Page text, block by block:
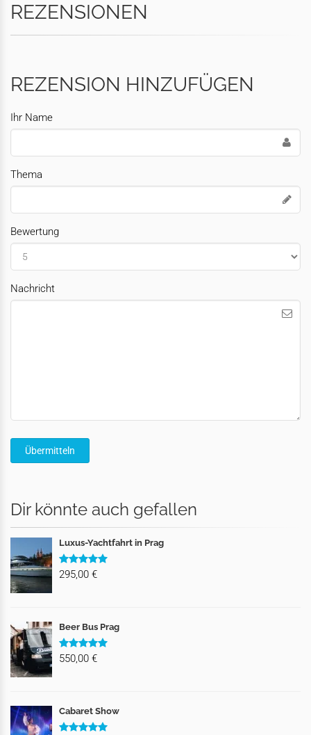
REZENSIONEN
REZENSION HINZUFÜGEN
Ihr Name
Thema
Bewertung
Nachricht
Dir könnte auch gefallen
Luxus-Yachtfahrt in Prag
295,00 €
Beer Bus Prag
550,00 €
Cabaret Show